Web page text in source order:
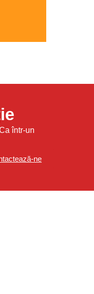
într-un
ne